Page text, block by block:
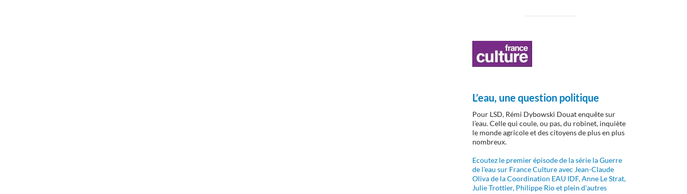
L’eau, une question politique
Pour LSD, Rémi Dybowski Douat enquête sur
l’eau. Celle qui coule, ou pas, du robinet, inquiète
le monde agricole et des citoyens de plus en plus
nombreux.
Ecoutez le premier épisode de la série la Guerre
de l'eau sur France Culture avec Jean-Claude
Oliva de la Coordination EAU IDF, Anne Le Strat,
Julie Trottier, Philippe Rio et plein d'autres